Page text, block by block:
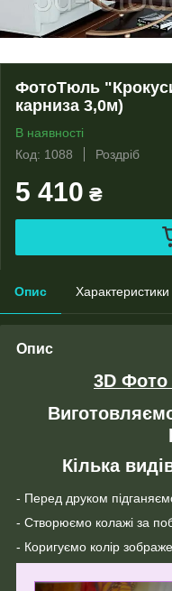
ФотоТюль
карниза 3,0м)
В наявності
Код: 1088
Роздріб
5 410 ₴
Опис Характеристики
Опис
3D Фото
Кілька
- Перед друком
- Створюємо колажі за
- Коригуємо колір